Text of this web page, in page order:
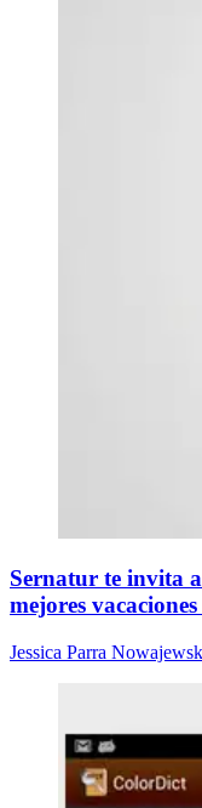
Sernatur te invita
mejores
Jessica Parra